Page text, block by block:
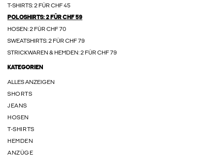
T-SHIRTS: 2 FÜR CHF 45
POLOSHIRTS: 2 FÜR CHF 59
HOSEN: 2 FÜR CHF 70
SWEATSHIRTS: 2 FÜR CHF 79
STRICKWAREN & HEMDEN: 2 FÜR CHF 79
KATEGORIEN
ALLES ANZEIGEN
SHORTS
JEANS
HOSEN
T-SHIRTS
HEMDEN
ANZÜGE